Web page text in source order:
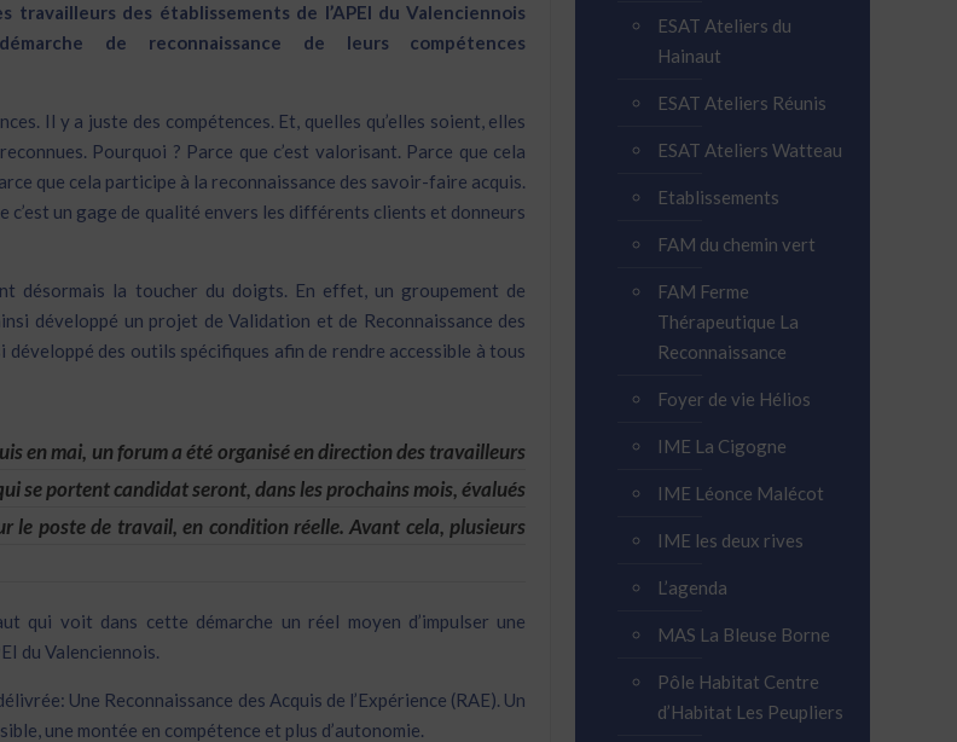
travailleurs des établissements de l’APEI du Valenciennois
de reconnaissance de leurs compétences
Il y a juste des compétences. Et, quelles qu’elles soient, elles
Pourquoi ? Parce que c’est valorisant. Parce que cela
que cela participe à la reconnaissance des savoir-faire acquis.
c’est un gage de qualité envers les différents clients et donneurs
désormais la toucher du doigts. En effet, un groupement de
développé un projet de Validation et de Reconnaissance des
développé des outils spécifiques afin de rendre accessible à tous
en mai, un forum a été organisé en direction des travailleurs
se portent candidat seront, dans les prochains mois, évalués
le poste de travail, en condition réelle. Avant cela, plusieurs
qui voit dans cette démarche un réel moyen d’impulser une
du Valenciennois.
Une Reconnaissance des Acquis de l’Expérience (RAE). Un
une montée en compétence et plus d’autonomie.
ESAT Ateliers du
Hainaut
ESAT Ateliers Réunis
ESAT Ateliers Watteau
Etablissements
FAM du chemin vert
FAM Ferme
Thérapeutique La
Reconnaissance
Foyer de vie Hélios
IME La Cigogne
IME Léonce Malécot
IME les deux rives
L’agenda
MAS La Bleuse Borne
Pôle Habitat Centre
d’Habitat Les Peupliers